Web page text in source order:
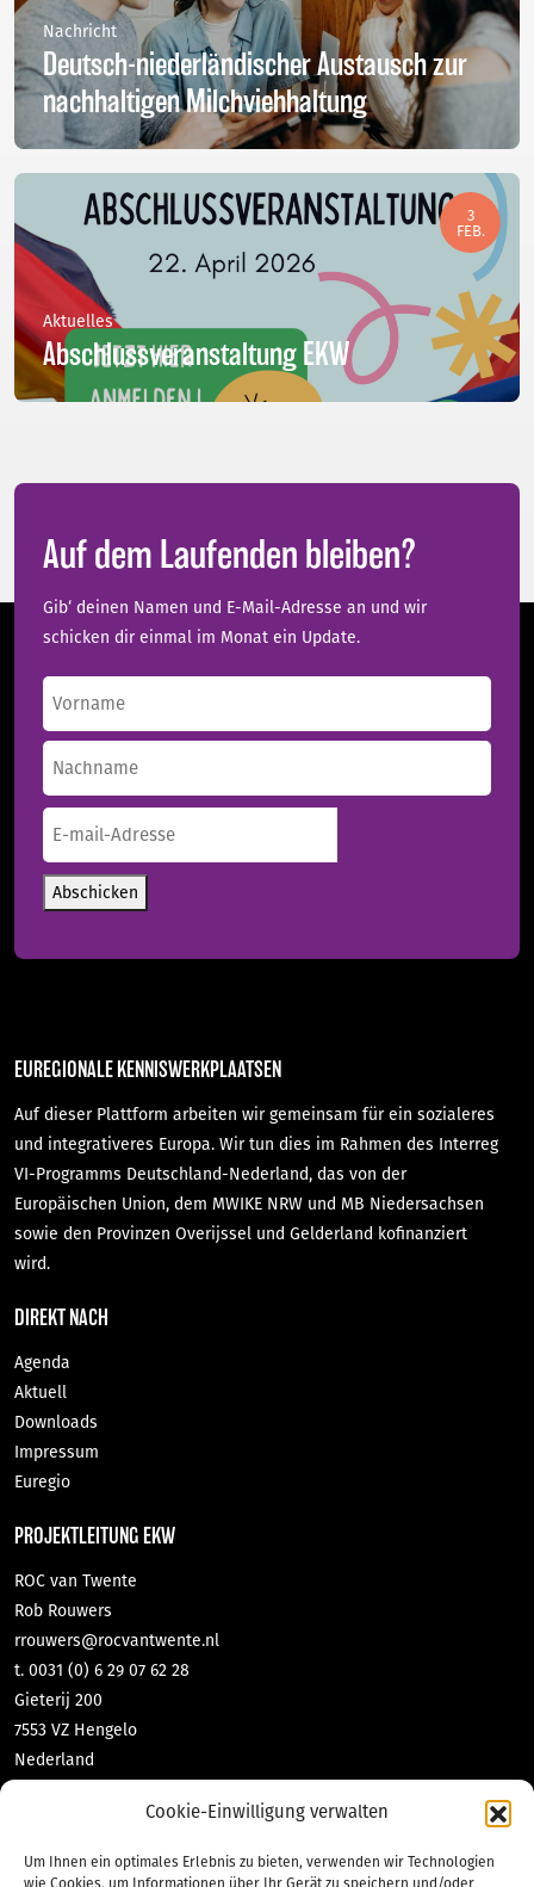
Cookie-Einwilligung verwalten
Um Ihnen ein optimales Erlebnis zu bieten, verwenden wir Technologien
wie Cookies, um Informationen über Ihr Gerät zu speichern und/oder
Nachricht
Deutsch-niederländischer Austausch zur
nachhaltigen Milchviehhaltung
3
FEB.
Aktuelles
Abschlussveranstaltung EKW
Auf dem Laufenden bleiben?
Gib‘ deinen Namen und E-Mail-Adresse an und wir
schicken dir einmal im Monat ein Update.
Vorname
Nachname
Adresse(erforderlich)
Abschicken
EUREGIONALE KENNISWERKPLAATSEN
Auf dieser Plattform arbeiten wir gemeinsam für ein sozialeres
und integrativeres Europa. Wir tun dies im Rahmen des Interreg
VI-Programms Deutschland-Nederland, das von der
Europäischen Union, dem MWIKE NRW und MB Niedersachsen
sowie den Provinzen Overijssel und Gelderland kofinanziert
wird.
DIREKT NACH
Agenda
Aktuell
Downloads
Impressum
Euregio
PROJEKTLEITUNG EKW
ROC van Twente
Rob Rouwers
rrouwers@rocvantwente.nl
t. 0031 (0) 6 29 07 62 28
Gieterij 200
7553 VZ Hengelo
Nederland
t. 0049 (0) 2551 70 471 10